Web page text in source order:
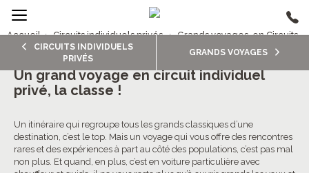
Accueil› Circuits individuels privés› Grands voyages, en Circuits
individuels privés
Grands voyages, en Circuits individuels privés
4.6/5 (279 avis clients)
Un grand voyage en circuit individuel
privé, la classe !
Un itinéraire qui regroupe tous les grands classiques d’une
destination, c’est le top. Mais un voyage qui vous offre des rencontres
rares et des expériences à part au côté des populations, c’est pas mal
non plus. Et quand, en plus, c’est en voiture particulière avec
CIRCUITS INDIVIDUELS
PRIVÉS
GRANDS VOYAGES